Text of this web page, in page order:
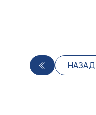
НАЗАД